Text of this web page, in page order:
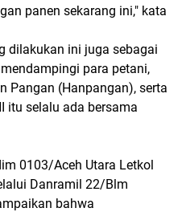
panen sekarang ini," kata
dilakukan ini juga sebagai
para petani,
Pangan (Hanpangan), serta
itu selalu ada bersama
0103/Aceh Utara Letkol
Danramil 22/Blm
bahwa